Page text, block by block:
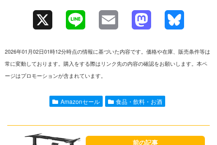
e
l o
o y
2026年01月02日01時12分時点の情報に基づいた内容です。価格や在庫、販売条件等は
常に変動しております。購入をする際はリンク先の内容の確認をお願いします。本ペ
ージはプロモーションが含まれています。
Amazonセール 食品・飲料・お酒